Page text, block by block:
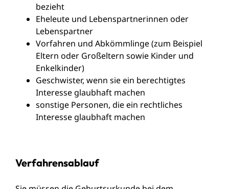
bezieht
Eheleute und Lebenspartnerinnen oder
Lebenspartner
Vorfahren und Abkömmlinge (zum Beispiel
Eltern oder Großeltern sowie Kinder und
Enkelkinder)
Geschwister, wenn sie ein berechtigtes
Interesse glaubhaft machen
sonstige Personen, die ein rechtliches
Interesse glaubhaft machen
Verfahrensablauf